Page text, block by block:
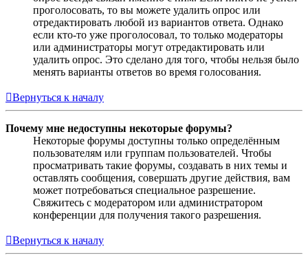
проголосовать, то вы можете удалить опрос или
отредактировать любой из вариантов ответа. Однако
если кто-то уже проголосовал, то только модераторы
или администраторы могут отредактировать или
удалить опрос. Это сделано для того, чтобы нельзя было
менять варианты ответов во время голосования.
Вернуться к началу
Почему мне недоступны некоторые форумы?
Некоторые форумы доступны только определённым
пользователям или группам пользователей. Чтобы
просматривать такие форумы, создавать в них темы и
оставлять сообщения, совершать другие действия, вам
может потребоваться специальное разрешение.
Свяжитесь с модератором или администратором
конференции для получения такого разрешения.
Вернуться к началу